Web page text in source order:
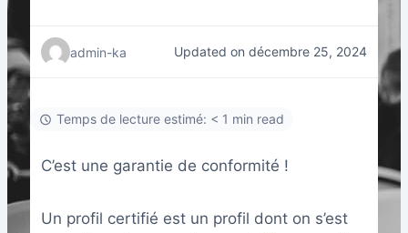
admin-ka Updated on décembre 25, 2024
Temps de lecture estimé: < 1 min read
C’est une garantie de conformité !
Un profil certifié est un profil dont on s’est